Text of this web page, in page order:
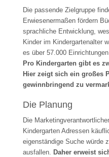
Die passende Zielgruppe
Erwiesenermaßen fördern
sprachliche Entwicklung,
Kinder im Kindergartenalter
es über 57.000
Pro Kindergarten gibt es
Hier zeigt sich ein großes
gewinnbringend zu
Die Planung
Die
Kindergarten Adressen
eigenständige Suche würde
ausfallen.
Daher erweist